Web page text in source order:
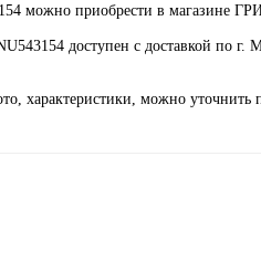
можно приобрести в магазине
доступен с доставкой по
характеристики, можно уточнить